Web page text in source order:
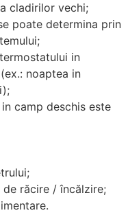
cladirilor vechi;
poate determina prin
in
noaptea in
camp deschis este
răcire / încălzire;